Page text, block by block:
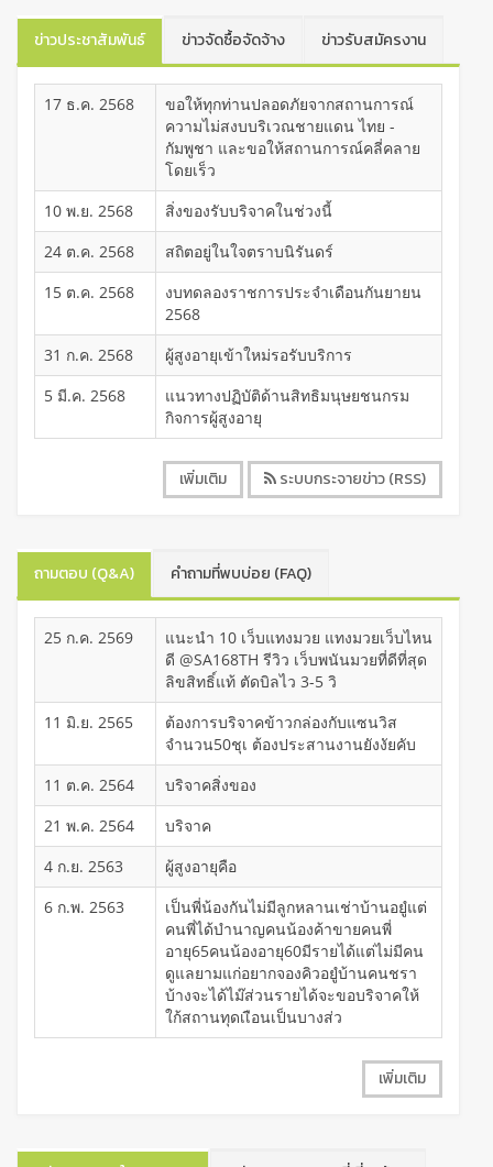
ข่าวประชาสัมพันธ์ ข่าวจัดซื้อจัดจ้าง ข่าวรับสมัครงาน
17 ธ.ค. 2568
ขอให้ทุกท่านปลอดภัยจากสถานการณ์
ความไม่สงบบริเวณชายแดน ไทย -
กัมพูชา และขอให้สถานการณ์คลี่คลาย
โดยเร็ว
10 พ.ย. 2568
สิ่งของรับบริจาคในช่วงนี้
24 ต.ค. 2568
สถิตอยู่ในใจตราบนิรันดร์
15 ต.ค. 2568
งบทดลองราชการประจำเดือนกันยายน
2568
31 ก.ค. 2568
ผู้สูงอายุเข้าใหม่รอรับบริการ
5 มี.ค. 2568
แนวทางปฏิบัติด้านสิทธิมนุษยชนกรม
กิจการผู้สูงอายุ
เพิ่มเติม ระบบกระจายข่าว (RSS)
ถามตอบ (Q&A) คำถามที่พบบ่อย (FAQ)
25 ก.ค. 2569
แนะนำ 10 เว็บแทงมวย แทงมวยเว็บไหน
ดี @SA168TH รีวิว เว็บพนันมวยที่ดีที่สุด
ลิขสิทธิ์แท้ ตัดบิลไว 3-5 วิ
11 มิ.ย. 2565
ต้องการบริจาคข้าวกล่องกับแซนวิส
จำนวน50ชุเ ต้องประสานงานยังงัยคับ
11 ต.ค. 2564
บริจาคสิ่งของ
21 พ.ค. 2564
บริจาค
4 ก.ย. 2563
ผู้สูงอายุคือ
6 ก.พ. 2563
เป็นพี่น้องกันไม่มีลูกหลานเช่าบ้านอยํูแต่
คนพี่ได้บำนาญคนน้องค้าขายคนพี่
อายุ65คนน้องอายุ60มีรายได้แต่ไม่มีคน
ดูแลยามแก่อยากจองคิวอยํูบ้านคนชรา
บ้างจะได้ไม๊ส่วนรายได้จะขอบริจาคให้
ใก้สถานทุดเเือนเป็นบางส่ว
เพิ่มเติม